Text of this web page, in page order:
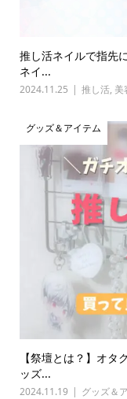
推し活ネイルで指先
ネイ...
2024.11.25 推し活, 美
グッズ＆アイテム
【祭壇とは？】オ
ッズ...
2024.11.19 グッズ＆